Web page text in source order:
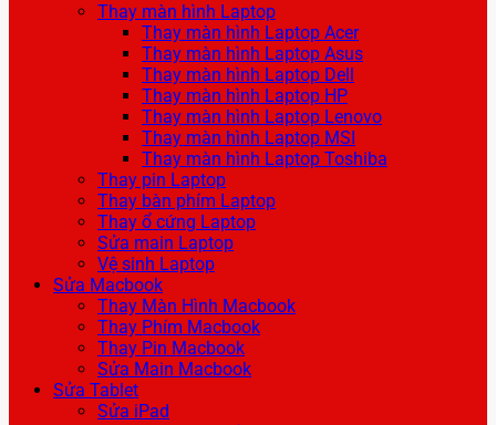
Thay màn hình Laptop
Thay màn hình Laptop Acer
Thay màn hình Laptop Asus
Thay màn hình Laptop Dell
Thay màn hình Laptop HP
Thay màn hình Laptop Lenovo
Thay màn hình Laptop MSI
Thay màn hình Laptop Toshiba
Thay pin Laptop
Thay bàn phím Laptop
Thay ổ cứng Laptop
Sửa main Laptop
Vệ sinh Laptop
Sửa Macbook
Thay Màn Hình Macbook
Thay Phím Macbook
Thay Pin Macbook
Sửa Main Macbook
Sửa Tablet
Sửa iPad